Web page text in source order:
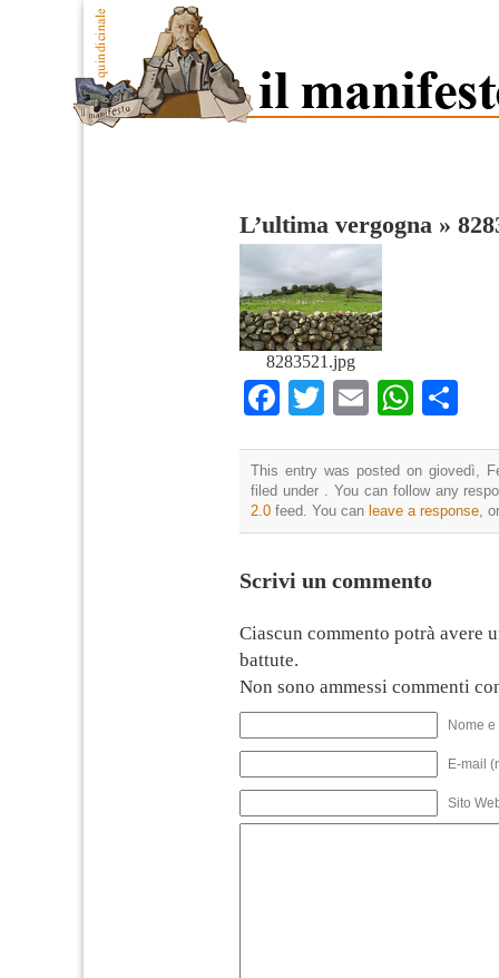
L’ultima vergogna »
8283521.jpg
Facebook
TwitterEmail
This entry was posted on giovedì,
filed under . You can follow any
2.0 feed. You can leave a response,
Scrivi un commento
Ciascun commento potrà avere
battute.
Non sono ammessi commenti
Nome
E-mail
Sito